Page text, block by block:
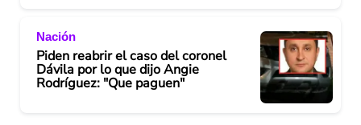
Nación
Piden reabrir el caso del coronel
Dávila por lo que dijo Angie
Rodríguez: "Que paguen"